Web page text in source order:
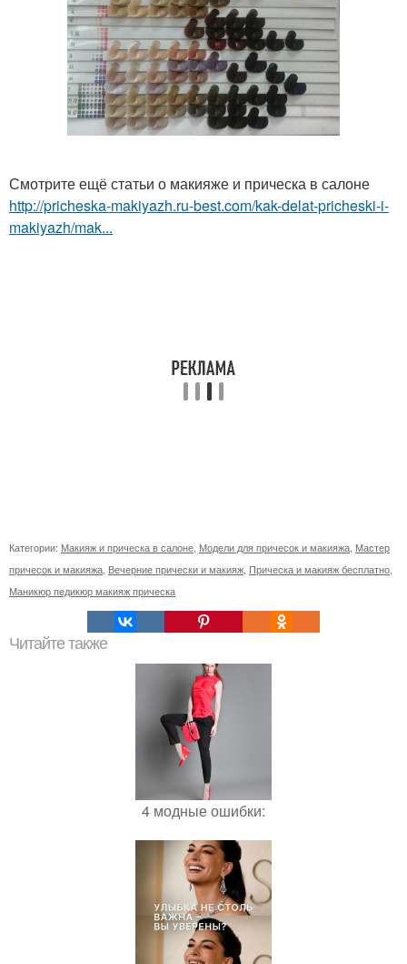
Смотрите ещё статьи о макияже и прическа в салоне
http://pricheska-makiyazh.ru-best.com/kak-delat-pricheski-i-
makiyazh/mak...
Категории: Макияж и прическа в салоне Модели для причесок и макияжа Мастер
причесок и макияжа Вечерние прически и макияж Прическа и макияж бесплатно
Маникюр педикюр макияж прическа
Читайте также
4 модные ошибки: